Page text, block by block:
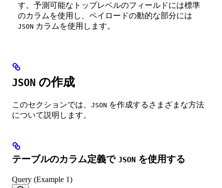
す。予測可能なトップレベルのフィールドには標準
のカラムを使用し、ペイロードの動的な部分には
JSON カラムを使用します。
JSON の作成
このセクションでは、 JSON を作成するさまざまな方法
について説明します。
テーブルのカラム定義で JSON を使用する
Query (Example 1)